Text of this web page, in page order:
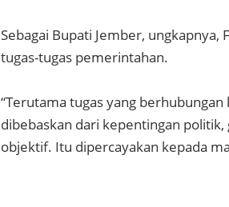
Sebagai Bupati Jember,
tugas-tugas pemerintahan.
“Terutama tugas yang
dibebaskan dari kepentingan politik,
objektif. Itu dipercayakan kepada